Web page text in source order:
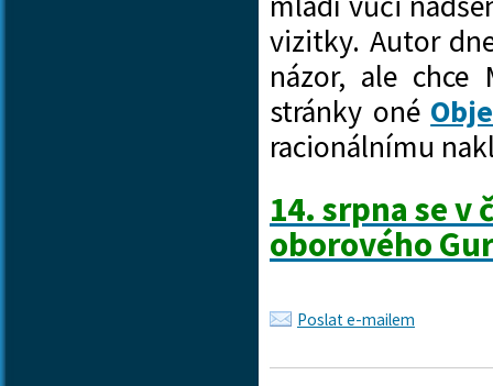
vizitky. Autor
názor, ale chce
stránky oné
racionálnímu
14. srpna se v
oborového
Poslat e-mailem